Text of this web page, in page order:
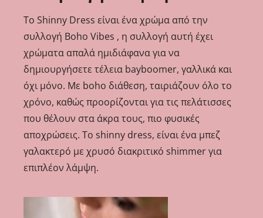
Το Shinny Dress είναι ένα χρώμα από την
συλλογή Boho Vibes , η συλλογή αυτή έχει
χρώματα απαλά ημιδιάφανα για να
δημιουργήσετε τέλεια bayboomer, γαλλικά και
όχι μόνο. Με boho διάθεση, ταιριάζουν όλο το
χρόνο, καθώς προορίζονται για τις πελάτισσες
που θέλουν στα άκρα τους, πιο φυσικές
αποχρώσεις. Το shinny dress, είναι ένα μπεζ
γαλακτερό με χρυσό διακριτικό shimmer για
επιπλέον λάμψη.